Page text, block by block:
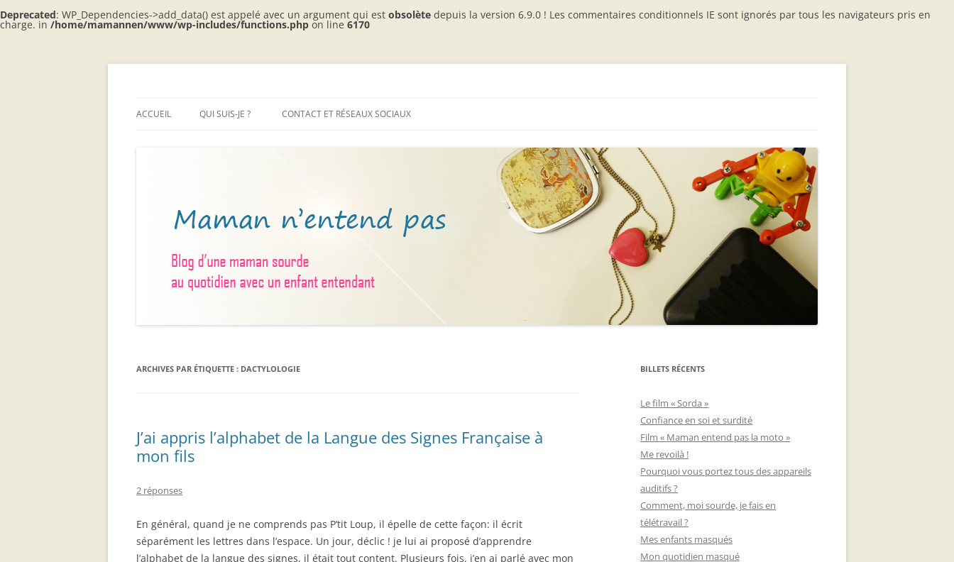
Deprecated: WP_Dependencies->add_data() est appelé avec un argument qui est obsolète depuis la version 6.9.0 ! Les commentaires conditionnels IE sont ignorés par tous les navigateurs pris en
charge. in /home/mamannen/www/wp-includes/functions.php on line 6170
Aller
ACCUEIL QUI SUIS-JE ? CONTACT ET RÉSEAUX SOCIAUX
ARCHIVES PAR ÉTIQUETTE : DACTYLOLOGIE
J’ai appris l’alphabet de la Langue des Signes Française à
mon fils
2 réponses
En général, quand je ne comprends pas P’tit Loup, il épelle de cette façon: il écrit
séparément les lettres dans l’espace. Un jour, déclic ! je lui ai proposé d’apprendre
l’alphabet de la langue des signes, il était tout content. Plusieurs fois, j’en ai parlé avec mon
BILLETS RÉCENTS
Le film « Sorda »
Confiance en soi et surdité
Film « Maman entend pas la moto »
Me revoilà !
Pourquoi vous portez tous des appareils
auditifs ?
Comment, moi sourde, je fais en
télétravail ?
Mes enfants masqués
Mon quotidien masqué